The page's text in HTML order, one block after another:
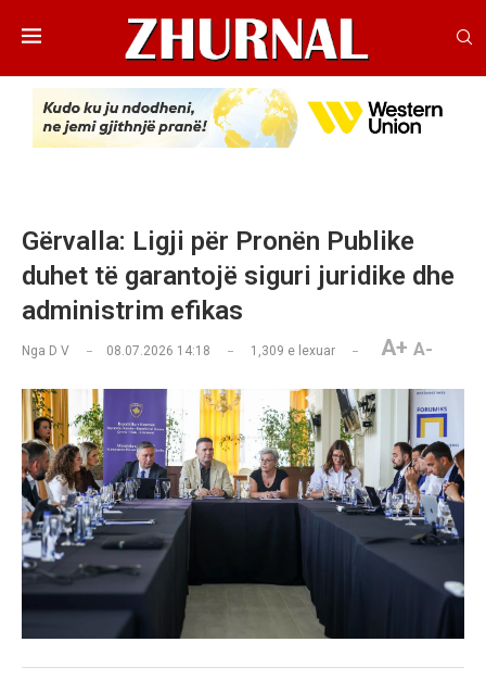
Gërvalla: Ligji për Pronën Publike
duhet të garantojë siguri juridike dhe
administrim efikas
Nga D V 08.07.2026 14:18 1,309 e lexuar A+ A-